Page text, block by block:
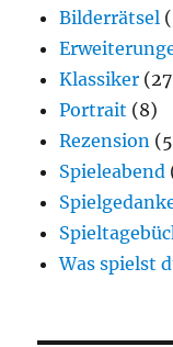
Bilderrätsel
Klassiker
Portrait (8)
Rezension
Spieleabend
Was spielst